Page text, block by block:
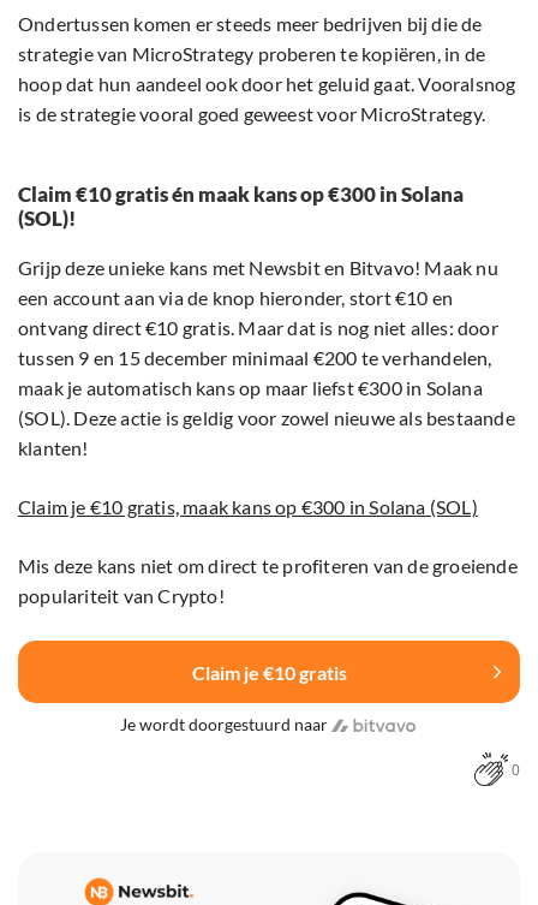
Ondertussen komen er steeds meer bedrijven bij die de
strategie van MicroStrategy proberen te kopiëren, in de
hoop dat hun aandeel ook door het geluid gaat. Vooralsnog
is de strategie vooral goed geweest voor MicroStrategy.
Claim €10 gratis én maak kans op €300 in Solana
(SOL)!
Grijp deze unieke kans met Newsbit en Bitvavo! Maak nu
een account aan via de knop hieronder, stort €10 en
ontvang direct €10 gratis. Maar dat is nog niet alles: door
tussen 9 en 15 december minimaal €200 te verhandelen,
maak je automatisch kans op maar liefst €300 in Solana
(SOL). Deze actie is geldig voor zowel nieuwe als bestaande
klanten!
Claim je €10 gratis, maak kans op €300 in Solana (SOL)
Mis deze kans niet om direct te profiteren van de groeiende
populariteit van Crypto!
Claim je €10 gratis
Je wordt doorgestuurd naar
0